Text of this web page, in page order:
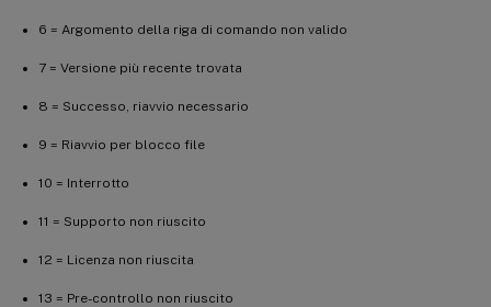
6 = Argomento della riga di comando non valido
7 = Versione più recente trovata
8 = Successo, riavvio necessario
9 = Riavvio per blocco file
10 = Interrotto
11 = Supporto non riuscito
12 = Licenza non riuscita
13 = Pre-controllo non riuscito